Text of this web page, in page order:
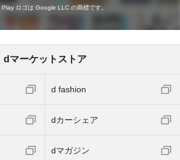
ロゴは Google LLC の商標です。
dマーケットストア
d fashion
dカーシェア
dマガジン